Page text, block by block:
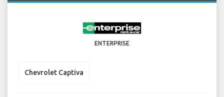
ENTERPRISE
Chevrolet Captiva